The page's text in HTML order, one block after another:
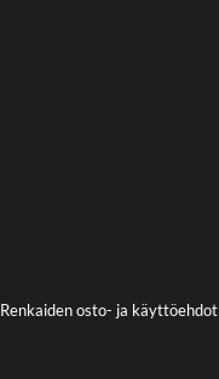
Renkaiden osto- ja käyttöehdot